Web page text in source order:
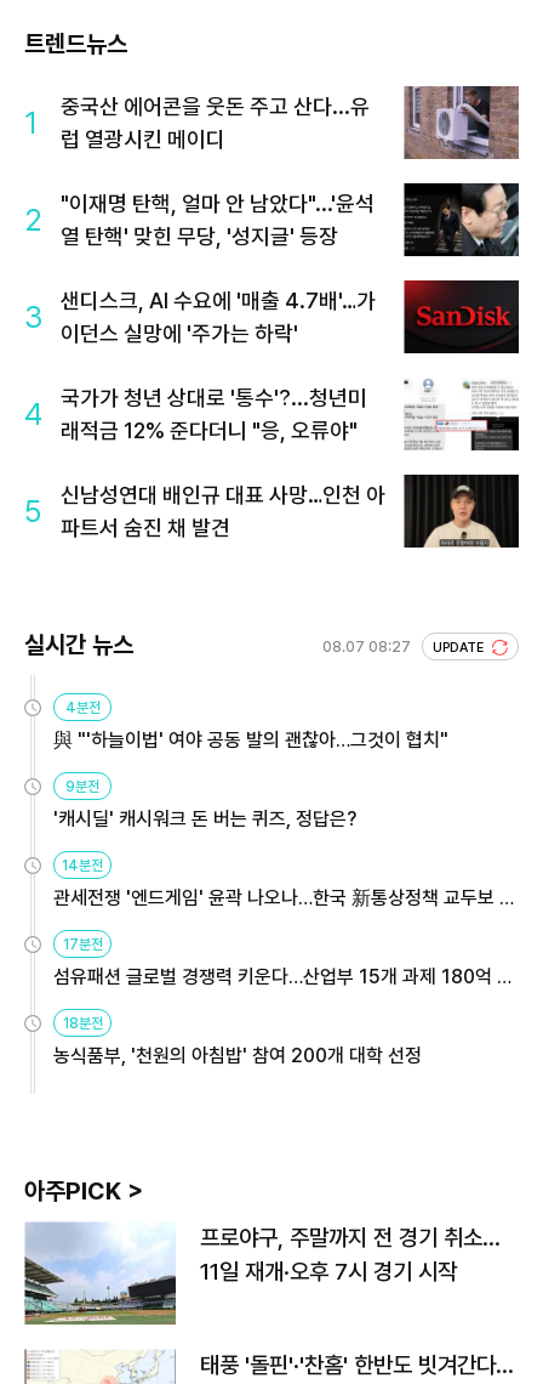
트렌드뉴스
1
중국산 에어콘을 웃돈 주고 산다...유
럽 열광시킨 메이디
2
"이재명 탄핵, 얼마 안 남았다"...'윤석
열 탄핵' 맞힌 무당, '성지글' 등장
3
샌디스크, AI 수요에 '매출 4.7배'…가
이던스 실망에 '주가는 하락'
4
국가가 청년 상대로 '통수'?...청년미
래적금 12% 준다더니 "응, 오류야"
5
신남성연대 배인규 대표 사망…인천 아
파트서 숨진 채 발견
실시간 뉴스 08.07 08:27 UPDATE
4분전
與 "'하늘이법' 여야 공동 발의 괜찮아…그것이 협치"
9분전
'캐시딜' 캐시워크 돈 버는 퀴즈, 정답은?
14분전
관세전쟁 '엔드게임' 윤곽 나오나…한국 新통상정책 교두보 활
용해야
17분전
섬유패션 글로벌 경쟁력 키운다…산업부 15개 과제 180억 지
원
18분전
농식품부, '천원의 아침밥' 참여 200개 대학 선정
아주PICK >
프로야구, 주말까지 전 경기 취소…
11일 재개·오후 7시 경기 시작
태풍 '돌핀'·'찬홈' 한반도 빗겨간다…